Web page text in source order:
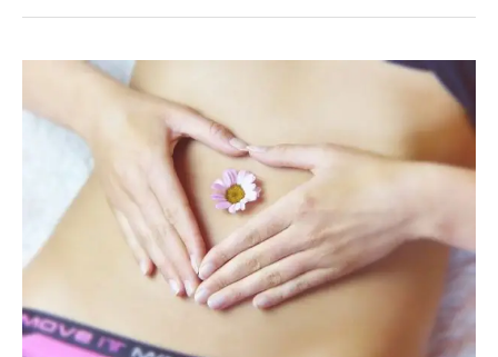
med
joniserat